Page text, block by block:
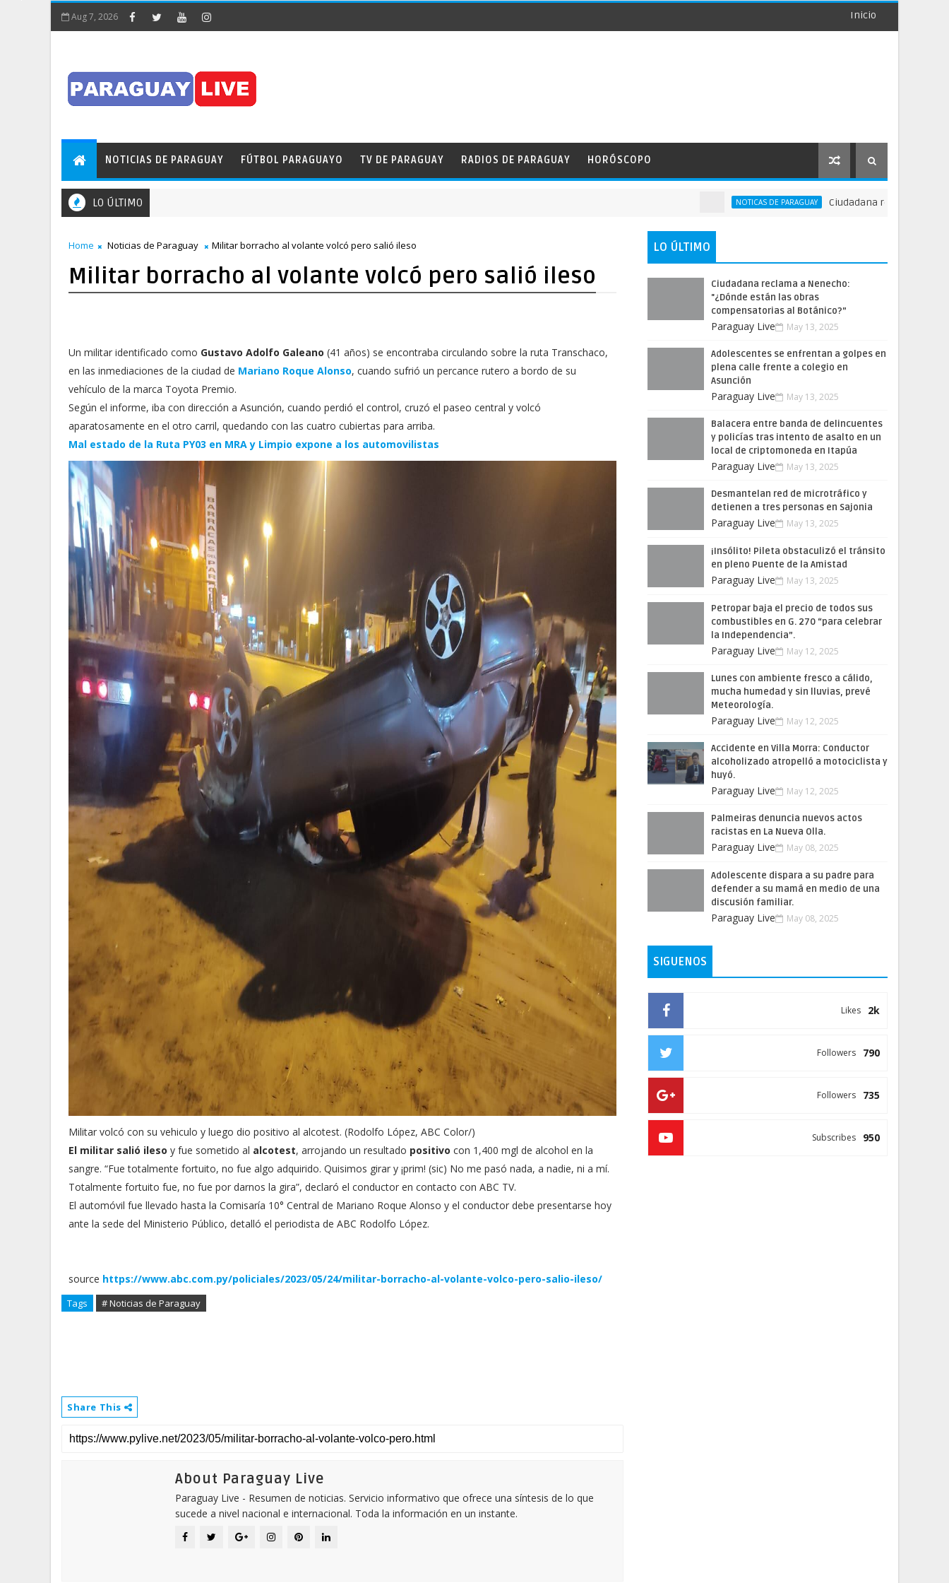
Aug 7, 2026 Inicio
NOTICIAS DE PARAGUAY FÚTBOL PARAGUAYO TV DE PARAGUAY RADIOS DE PARAGUAY HORÓSCOPO
LO ÚLTIMO NOTICAS DE PARAGUAY Ciudadana reclama a Nenecho:
Home Noticias de Paraguay Militar borracho al volante volcó pero salió ileso
Militar borracho al volante volcó pero salió ileso
Un militar identificado como Gustavo Adolfo Galeano (41 años) se encontraba circulando sobre la ruta Transchaco,
en las inmediaciones de la ciudad de Mariano Roque Alonso, cuando sufrió un percance rutero a bordo de su
vehículo de la marca Toyota Premio.
Según el informe, iba con dirección a Asunción, cuando perdió el control, cruzó el paseo central y volcó
aparatosamente en el otro carril, quedando con las cuatro cubiertas para arriba.
Mal estado de la Ruta PY03 en MRA y Limpio expone a los automovilistas
Militar volcó con su vehiculo y luego dio positivo al alcotest. (Rodolfo López, ABC Color/)
El militar salió ileso y fue sometido al alcotest, arrojando un resultado positivo con 1,400 mgl de alcohol en la
sangre. “Fue totalmente fortuito, no fue algo adquirido. Quisimos girar y ¡prim! (sic) No me pasó nada, a nadie, ni a mí.
Totalmente fortuito fue, no fue por darnos la gira”, declaró el conductor en contacto con ABC TV.
El automóvil fue llevado hasta la Comisaría 10° Central de Mariano Roque Alonso y el conductor debe presentarse hoy
ante la sede del Ministerio Público, detalló el periodista de ABC Rodolfo López.
source https://www.abc.com.py/policiales/2023/05/24/militar-borracho-al-volante-volco-pero-salio-ileso/
Tags # Noticias de Paraguay
Share This
About Paraguay Live
Paraguay Live - Resumen de noticias. Servicio informativo que ofrece una síntesis de lo que
sucede a nivel nacional e internacional. Toda la información en un instante.
LO ÚLTIMO
Ciudadana reclama a Nenecho:
"¿Dónde están las obras
compensatorias al Botánico?”
Paraguay Live May 13, 2025
Adolescentes se enfrentan a golpes en
plena calle frente a colegio en
Asunción
Paraguay Live May 13, 2025
Balacera entre banda de delincuentes
y policías tras intento de asalto en un
local de criptomoneda en Itapúa
Paraguay Live May 13, 2025
Desmantelan red de microtráfico y
detienen a tres personas en Sajonia
Paraguay Live May 13, 2025
¡Insólito! Pileta obstaculizó el tránsito
en pleno Puente de la Amistad
Paraguay Live May 13, 2025
Petropar baja el precio de todos sus
combustibles en G. 270 “para celebrar
la Independencia”.
Paraguay Live May 12, 2025
Lunes con ambiente fresco a cálido,
mucha humedad y sin lluvias, prevé
Meteorología.
Paraguay Live May 12, 2025
Accidente en Villa Morra: Conductor
alcoholizado atropelló a motociclista y
huyó.
Paraguay Live May 12, 2025
Palmeiras denuncia nuevos actos
racistas en La Nueva Olla.
Paraguay Live May 08, 2025
Adolescente dispara a su padre para
defender a su mamá en medio de una
discusión familiar.
Paraguay Live May 08, 2025
SIGUENOS
2k
Likes
790
Followers
735
Followers
950
Subscribes